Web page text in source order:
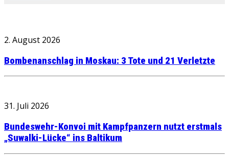
2. August 2026
Bombenanschlag in Moskau: 3 Tote und 21 Verletzte
31. Juli 2026
Bundeswehr-Konvoi mit Kampfpanzern nutzt erstmals
„Suwalki-Lücke“ ins Baltikum